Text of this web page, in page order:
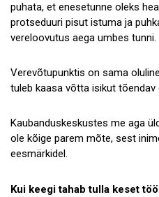
puhata, et enesetunne oleks
protseduuri pisut istuma ja
vereloovutus aega umbes tunni.
Verevõtupunktis on sama
tuleb kaasa võtta isikut tõendav
Kaubanduskeskustes me aga
ole kõige parem mõte, sest
eesmärkidel.
Kui keegi tahab tulla keset